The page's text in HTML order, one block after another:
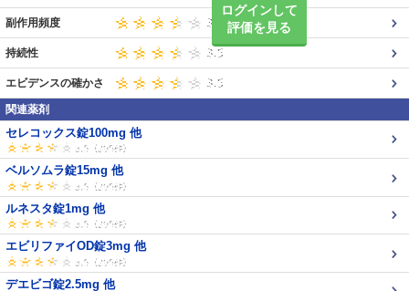
ログインして
評価を見る
副作用頻度
持続性
エビデンスの確かさ
関連薬剤
セレコックス錠100mg 他
ベルソムラ錠15mg 他
ルネスタ錠1mg 他
エビリファイOD錠3mg 他
デエビゴ錠2.5mg 他